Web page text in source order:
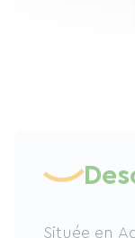
Située en